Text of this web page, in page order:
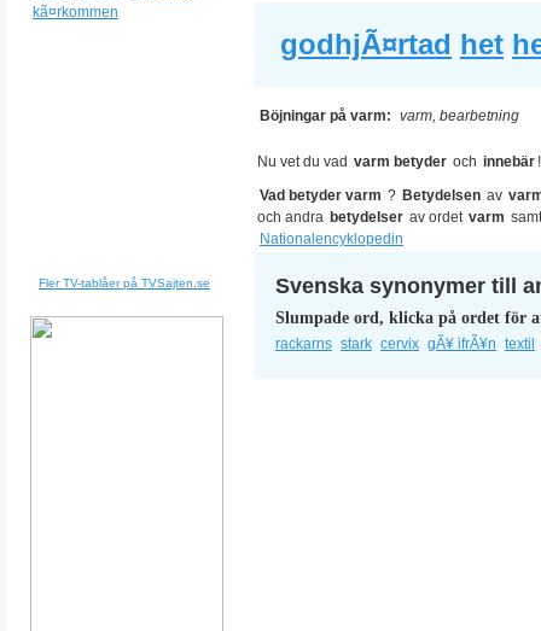
kã¤rkommen
Fler TV-tablåer på TVSajten.se
godhjÃ¤rtad het
Böjningar på varm: varm, bearbetning
Nu vet du vad varm betyder och innebär !
Vad betyder varm ? Betydelsen av
och andra betydelser av ordet varm
Nationalencyklopedin
Svenska synonymer till
Slumpade ord, klicka på ordet för
rackarns stark cervix gÃ¥ ifrÃ¥n textil